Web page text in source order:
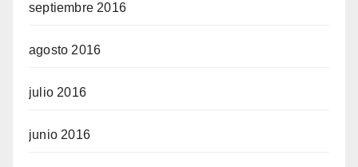
septiembre 2016
agosto 2016
julio 2016
junio 2016